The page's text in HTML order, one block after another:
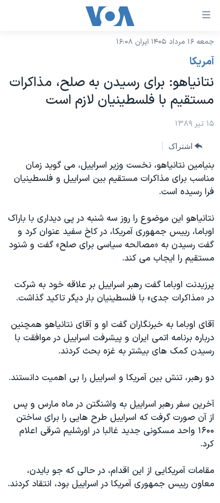
لینکهای
دسترسی
جهش
محتوای
اصلی
به
اصلی
جهش
به
جستجو
نسخه سبک وب‌سایت
موضوع ها
ایران
آمریکا
جهان
گزیده‌ها
ویژه برنامه‌ها
فرهنگ و زندگی
حقوق شهروندی
اقتصادی
علم و فناوری
اسرائیل در جنگ
آرشیو پخش زنده
برنامه های تلویزیونی
جدول برنامه ها
صفحه‌های ویژه
عملیات خشم حماسی
۲۵۰سالگی آمریکا
مستندها
انتخابات ریاست جمهوری آمریکا ۲۰۲۴
حمله جمهوری اسلامی به اسرائیل
رمز مهسا
ورزش زنان در ایران
اعتراضات زن، زندگی، آزادی
مجموعه مستندهای دادخواهی
تریبونال مردمی آبان ۹۸
قانون شفافیت دارائی کادر رهبری ایران
اعتراضات مردمی آبان ۹۸
همایش محافظه‌کاران آمریکا «سی‌پک»
فرکانس‌های صدای آمریکا
پخش رادیویی
دنبال کنید
زبانهای مختلف
جمعه ۱۶ مرداد ۱۴۰۵ ایران ۱۶:۰۸
آمريکا
نتانیاهو: برای رسیدن به صلح، مذاکرات
مستقیم با فلسطینیان لازم است
۱۵ تیر ۱۳۸۹
اشتراک
بنیامین نتانیاهو، نخست وزیر اسراییل، می گوید زمان
مناسب برای مذاکرات مستقیم بین اسراییل و فلسطینیان
فرا رسیده است.
نتانیاهو این موضوع را روز سه شنبه در پی دیداری با باراک
اوباما، رییس جمهوری آمریکا، در کاخ سفید عنوان کرد و
گفت رسیدن به «مصالحه سیاسی برای صلح» گفت و شنود
مستقیم را ایجاب می کند.
پرزیدنت اوباما گفت رهبر اسراییل بر علاقه خود به شرکت
در «مذاکرات جدی» با فلسطینیان بار دیگر تاکید گذاشت.
آقای اوباما به خبرنگاران گفت او و آقای نتانیاهو همچنین
درباره برنامه اتمی ایران و پیشرفت اسراییل در موافقت با
رسیدن کمک های بیشتر به غزه بحث کردند.
دو رهبر، تنش بین آمریکا و اسراییل را بی اهمیت دانستند.
آخرین سفر رهبر اسراییل به واشنگتن در ماه مارس و پس
از آن صورت گرفت که اسراییل طرح هایی را برای ساختن
۱۶۰۰ واحد مسکونی جدید غالبا در اورشلیم شرقی اعلام
کرد.
مقامات آمریکایی از این اقدام، در حالی که جو بایدن،
معاون رییس جمهوری آمریکا در اسراییل بود، انتقاد کردند.